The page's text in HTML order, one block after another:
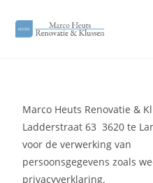
Marco Heuts Renovatie &
Ladderstraat 63 3620 te
voor de verwerking van
persoonsgegevens zoals
privacyverklaring.